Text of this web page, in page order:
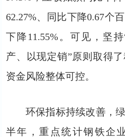
62.27%、同比下降0.67个
下降11.55%。可见，坚
产、以现定销”原则取得
资金风险整体可控。
环保指标持续改善，
半年，重点统计钢铁企